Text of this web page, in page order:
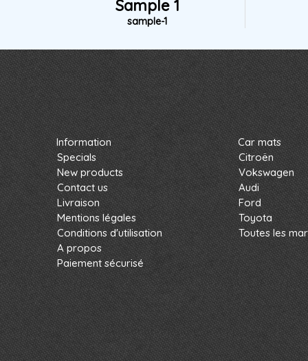
Sample 1
sample-1
Information
Specials
New products
Contact us
Livraison
Mentions légales
Conditions d'utilisation
A propos
Paiement sécurisé
Car mats
Citroën
Vokswagen
Audi
Ford
Toyota
Toutes les